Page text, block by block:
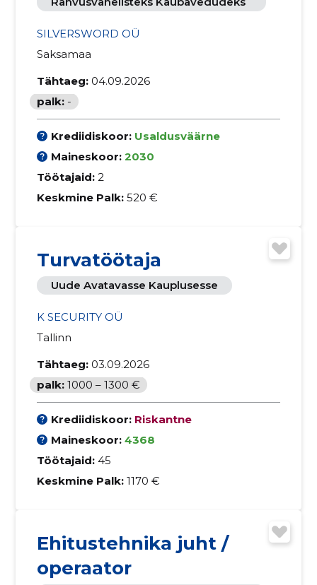
SILVERSWORD OÜ
Saksamaa
Tähtaeg: 04.09.2026
palk: -
Krediidiskoor: Usaldusväärne
Maineskoor: 2030
Töötajaid: 2
Keskmine Palk: 520 €
Turvatöötaja
Uude Avatavasse Kauplusesse
K SECURITY OÜ
Tallinn
Tähtaeg: 03.09.2026
palk: 1000 – 1300 €
Krediidiskoor: Riskantne
Maineskoor: 4368
Töötajaid: 45
Keskmine Palk: 1170 €
Ehitustehnika juht /
operaator